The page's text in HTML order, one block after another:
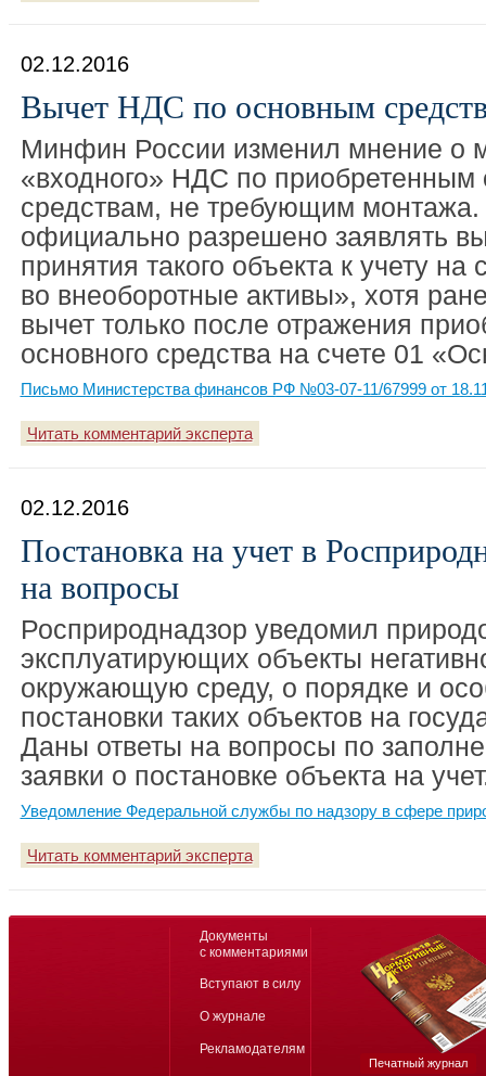
02.12.2016
Вычет НДС по основным
Минфин России изменил мнение о
«входного» НДС по
средствам, не требующим монтажа.
официально разрешено заявлять
принятия такого объекта к учету
во внеоборотные активы», хотя
вычет только после отражения
основного средства на счете 01
Письмо Министерства финансов РФ №03-07-11/67999 от
Читать комментарий эксперта
02.12.2016
Постановка на учет в
на вопросы
Росприроднадзор уведомил
эксплуатирующих объекты
окружающую среду, о порядке и
постановки таких объектов на
Даны ответы на вопросы по
заявки о постановке объекта на
Уведомление Федеральной службы по надзору в сфере
Читать комментарий эксперта
Документы
с комментариями
Вступают в силу
О журнале
Рекламодателям
Печатный журнал